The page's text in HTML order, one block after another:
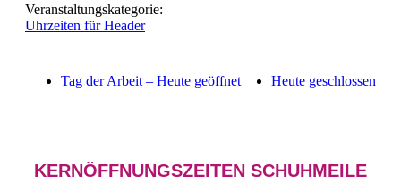
Veranstaltungskategorie:
Uhrzeiten für Header
Tag der Arbeit – Heute geöffnet Heute geschlossen
KERNÖFFNUNGSZEITEN SCHUHMEILE